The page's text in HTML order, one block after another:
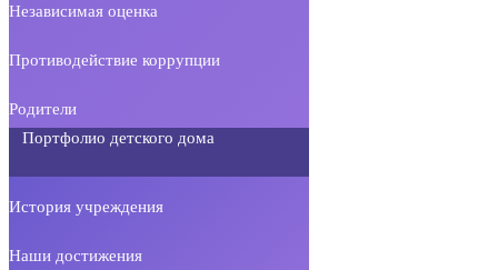
Независимая оценка
Противодействие коррупции
Родители
Портфолио детского дома
История учреждения
Наши достижения